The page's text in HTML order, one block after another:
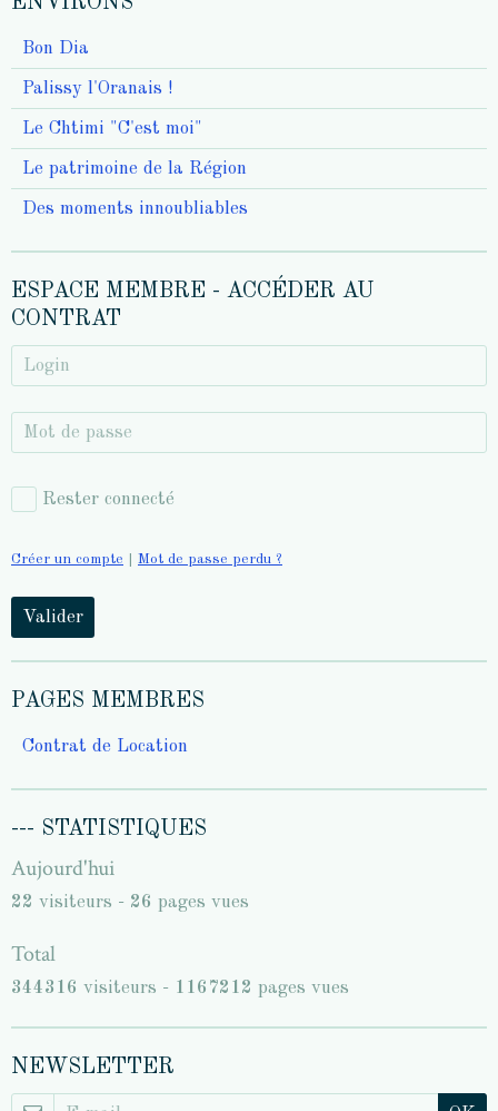
Bon Dia
Palissy l'Oranais !
Le Chtimi "C'est moi"
Le patrimoine de la Région
Des moments innoubliables
ESPACE MEMBRE - ACCÉDER AU
CONTRAT
Rester connecté
Créer un compte Mot de passe perdu ?
Valider
PAGES MEMBRES
Contrat de Location
--- STATISTIQUES
Aujourd'hui
22 visiteurs - 26 pages vues
Total
344316 visiteurs - 1167212 pages vues
NEWSLETTER